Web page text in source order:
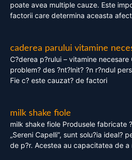
poate avea multiple cauze. Este
factorii care determina aceasta
caderea parului vitamine
C?derea p?rului – vitamine
problem? des ?nt?lnit? ?n r?ndul
Fie c? este cauzat? de factori
milk shake fiole
milk shake fiole Produsele fabricate
„Sereni Capelli”, sunt solu?ia ideal?
de p?r. Acestea au capacitatea de a